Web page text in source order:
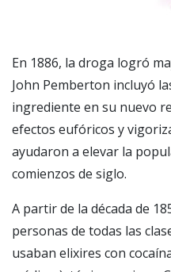
En 1886, la droga logró
John Pemberton incluyó
ingrediente en su nuevo
efectos eufóricos y
ayudaron a elevar la
comienzos de siglo.
A partir de la década de
personas de todas las
usaban elixires con